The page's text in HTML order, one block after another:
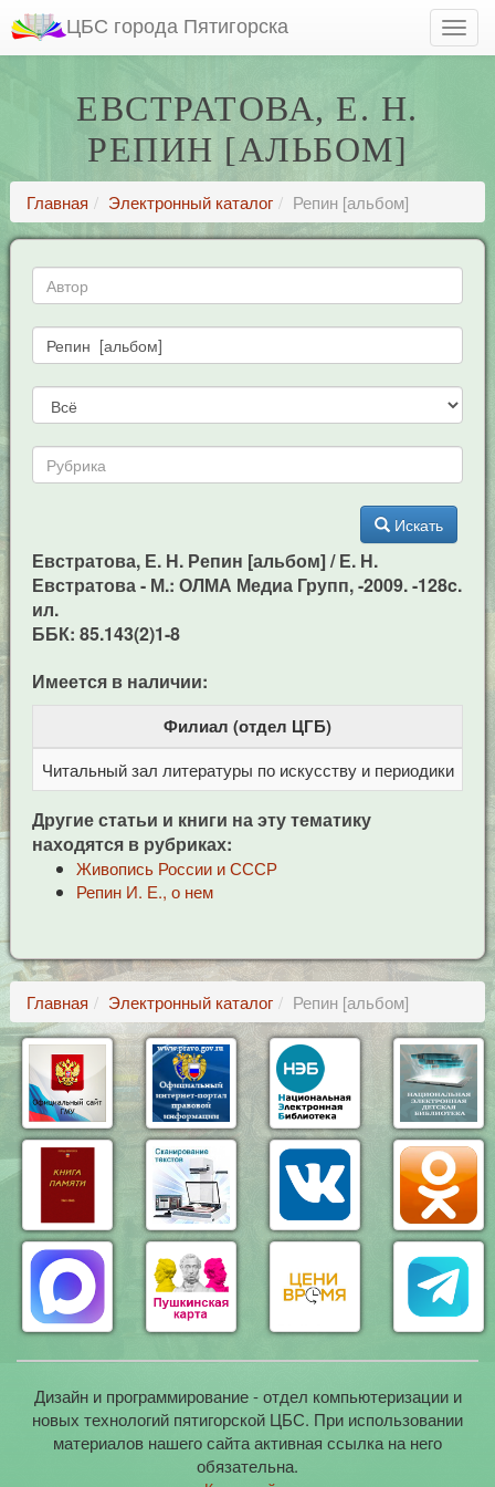
ЦБС города Пятигорска
ЕВСТРАТОВА, Е. Н.
РЕПИН [АЛЬБОМ]
Главная Электронный каталог Репин [альбом]
Искать
Евстратова, Е. Н. Репин [альбом] / Е. Н.
Евстратова - М.: ОЛМА Медиа Групп, -2009. -128c.
ил.
ББК: 85.143(2)1-8
Имеется в наличии:
Филиал (отдел ЦГБ)
Читальный зал литературы по искусству и периодики
Другие статьи и книги на эту тематику
находятся в рубриках:
Живопись России и СССР
Репин И. Е., о нем
Главная Электронный каталог Репин [альбом]
Дизайн и программирование - отдел компьютеризации и
новых технологий пятигорской ЦБС. При использовании
материалов нашего сайта активная ссылка на него
обязательна.